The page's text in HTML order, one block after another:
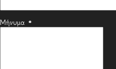
Μήνυμα *